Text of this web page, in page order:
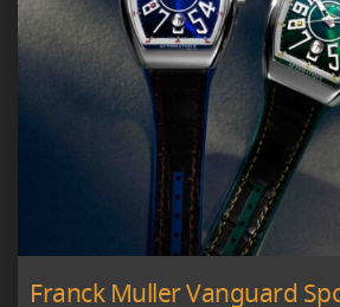
Franck Muller Vanguard